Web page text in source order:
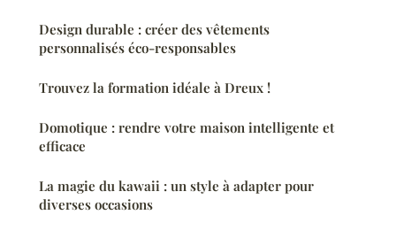
Design durable : créer des vêtements
personnalisés éco-responsables
Trouvez la formation idéale à Dreux !
Domotique : rendre votre maison intelligente et
efficace
La magie du kawaii : un style à adapter pour
diverses occasions